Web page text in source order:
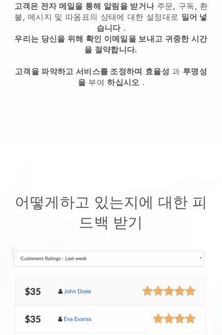
고객은 전자 메일을 통해 알림을 받거나주문, 구독, 환
불, 메시지 및 따옴표의 상태에 대한 설정대로 밀어 넣
습니다.
우리는 당신을 위해 확인 이메일을 보내고 귀중한 시간
을 절약합니다.
고객을 파악하고 서비스를 조정하며 효율성 과 투명성
을 부여하십시오 .
어떻게하고 있는지에 대한 피
드백 받기